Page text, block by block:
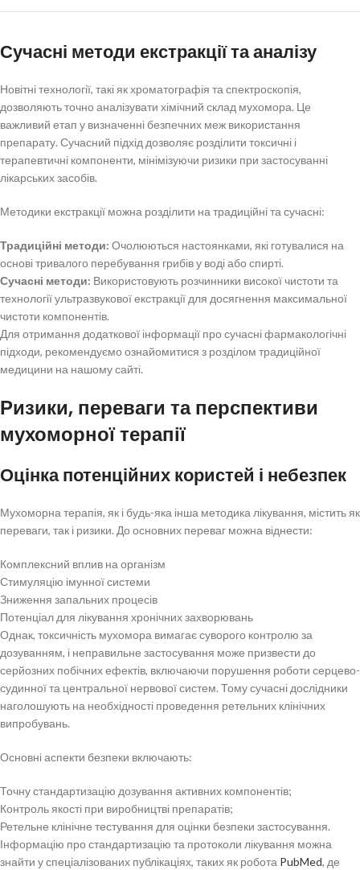
Сучасні методи екстракції та аналізу
Новітні технології, такі як хроматографія та спектроскопія,
дозволяють точно аналізувати хімічний склад мухомора. Це
важливий етап у визначенні безпечних меж використання
препарату. Сучасний підхід дозволяє розділити токсичні і
терапевтичні компоненти, мінімізуючи ризики при застосуванні
лікарських засобів.
Методики екстракції можна розділити на традиційні та сучасні:
Традиційні методи: Очолюються настоянками, які готувалися на
основі тривалого перебування грибів у воді або спирті.
Сучасні методи: Використовують розчинники високої чистоти та
технології ультразвукової екстракції для досягнення максимальної
чистоти компонентів.
Для отримання додаткової інформації про сучасні фармакологічні
підходи, рекомендуємо ознайомитися з розділом традиційної
медицини на нашому сайті.
Ризики, переваги та перспективи
мухоморної терапії
Оцінка потенційних користей і небезпек
Мухоморна терапія, як і будь-яка інша методика лікування, містить як
переваги, так і ризики. До основних переваг можна віднести:
Комплексний вплив на організм
Стимуляцію імунної системи
Зниження запальних процесів
Потенціал для лікування хронічних захворювань
Однак, токсичність мухомора вимагає суворого контролю за
дозуванням, і неправильне застосування може призвести до
серйозних побічних ефектів, включаючи порушення роботи серцево-
судинної та центральної нервової систем. Тому сучасні дослідники
наголошують на необхідності проведення ретельних клінічних
випробувань.
Основні аспекти безпеки включають:
Точну стандартизацію дозування активних компонентів;
Контроль якості при виробництві препаратів;
Ретельне клінічне тестування для оцінки безпеки застосування.
Інформацію про стандартизацію та протоколи лікування можна
знайти у спеціалізованих публікаціях, таких як робота PubMed, де